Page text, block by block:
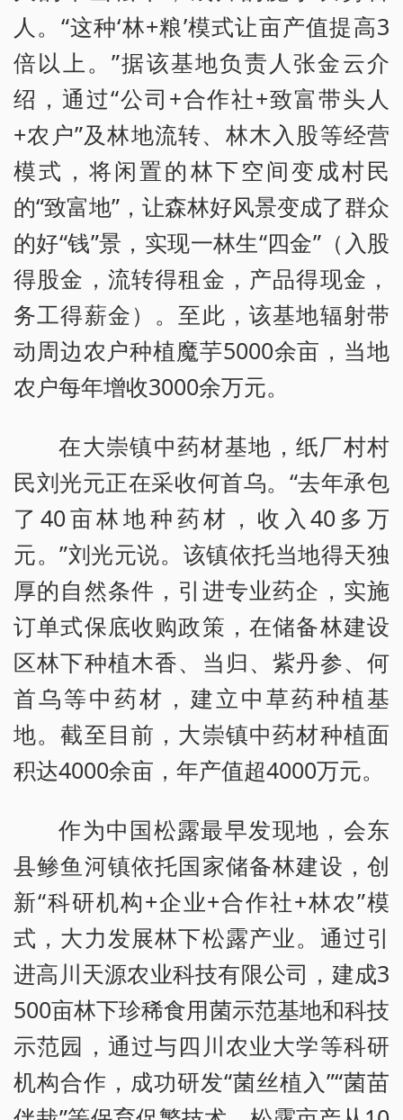
人。“这种‘林+粮’模式让亩产值提高3
倍以上。”据该基地负责人张金云介
绍，通过“公司+合作社+致富带头人
+农户”及林地流转、林木入股等经营
模式，将闲置的林下空间变成村民
的“致富地”，让森林好风景变成了群众
的好“钱”景，实现一林生“四金”（入股
得股金，流转得租金，产品得现金，
务工得薪金）。至此，该基地辐射带
动周边农户种植魔芋5000余亩，当地
农户每年增收3000余万元。
在大崇镇中药材基地，纸厂村村
民刘光元正在采收何首乌。“去年承包
了40亩林地种药材，收入40多万
元。”刘光元说。该镇依托当地得天独
厚的自然条件，引进专业药企，实施
订单式保底收购政策，在储备林建设
区林下种植木香、当归、紫丹参、何
首乌等中药材，建立中草药种植基
地。截至目前，大崇镇中药材种植面
积达4000余亩，年产值超4000万元。
作为中国松露最早发现地，会东
县鲹鱼河镇依托国家储备林建设，创
新“科研机构+企业+合作社+林农”模
式，大力发展林下松露产业。通过引
进高川天源农业科技有限公司，建成3
500亩林下珍稀食用菌示范基地和科技
示范园，通过与四川农业大学等科研
机构合作，成功研发“菌丝植入”“菌苗